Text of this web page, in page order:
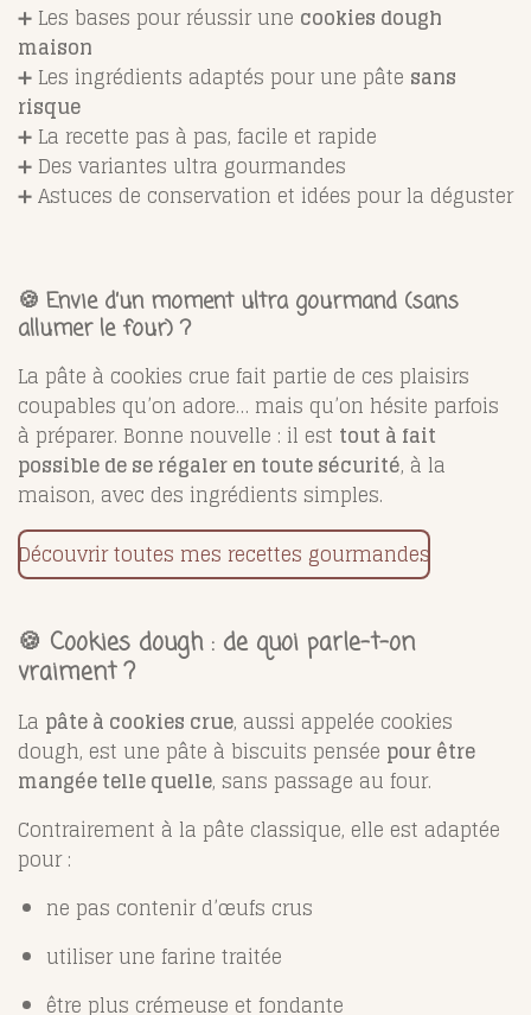
➕ Les bases pour réussir une cookies dough
maison
➕ Les ingrédients adaptés pour une pâte sans
risque
➕ La recette pas à pas, facile et rapide
➕ Des variantes ultra gourmandes
➕ Astuces de conservation et idées pour la déguster
🍪 Envie d’un moment ultra gourmand (sans
allumer le four) ?
La pâte à cookies crue fait partie de ces plaisirs
coupables qu’on adore… mais qu’on hésite parfois
à préparer. Bonne nouvelle : il est tout à fait
possible de se régaler en toute sécurité, à la
maison, avec des ingrédients simples.
Découvrir toutes mes recettes gourmandes
🍪 Cookies dough : de quoi parle-t-on
vraiment ?
La pâte à cookies crue, aussi appelée cookies
dough, est une pâte à biscuits pensée pour être
mangée telle quelle, sans passage au four.
Contrairement à la pâte classique, elle est adaptée
pour :
ne pas contenir d’œufs crus
utiliser une farine traitée
être plus crémeuse et fondante